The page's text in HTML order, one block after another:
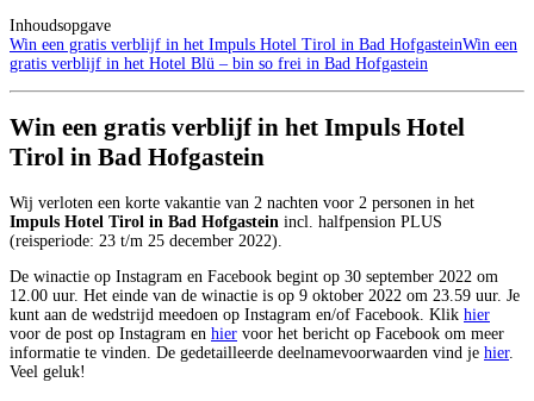
Inhoudsopgave
Win een gratis verblijf in het Impuls Hotel Tirol in Bad HofgasteinWin een
gratis verblijf in het Hotel Blü – bin so frei in Bad Hofgastein
Win een gratis verblijf in het Impuls Hotel
Tirol in Bad Hofgastein
Wij verloten een korte vakantie van 2 nachten voor 2 personen in het
Impuls Hotel Tirol in Bad Hofgastein incl. halfpension PLUS
(reisperiode: 23 t/m 25 december 2022).
De winactie op Instagram en Facebook begint op 30 september 2022 om
12.00 uur. Het einde van de winactie is op 9 oktober 2022 om 23.59 uur. Je
kunt aan de wedstrijd meedoen op Instagram en/of Facebook. Klik hier
voor de post op Instagram en hier voor het bericht op Facebook om meer
informatie te vinden. De gedetailleerde deelnamevoorwaarden vind je hier.
Veel geluk!